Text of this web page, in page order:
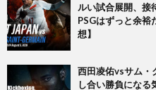
ルい試合展開、接
PSGはずっと余
想】
西田凌佑vsサム・
し合い勝負になる